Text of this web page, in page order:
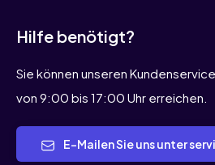
Hilfe benötigt?
Sie können unseren
von 9:00 bis 17:00 Uhr erreichen.
E-Mailen Sie uns unter